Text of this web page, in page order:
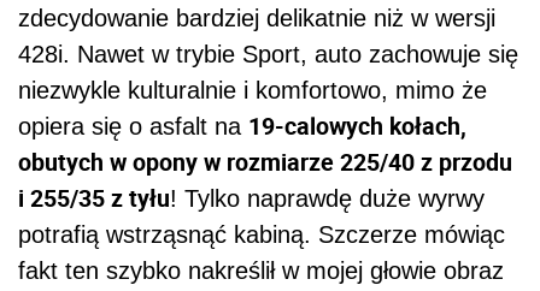
zdecydowanie bardziej delikatnie niż w wersji
428i. Nawet w trybie Sport, auto zachowuje się
niezwykle kulturalnie i komfortowo, mimo że
opiera się o asfalt na 19-calowych kołach,
obutych w opony w rozmiarze 225/40 z przodu
i 255/35 z tyłu! Tylko naprawdę duże wyrwy
potrafią wstrząsnąć kabiną. Szczerze mówiąc
fakt ten szybko nakreślił w mojej głowie obraz